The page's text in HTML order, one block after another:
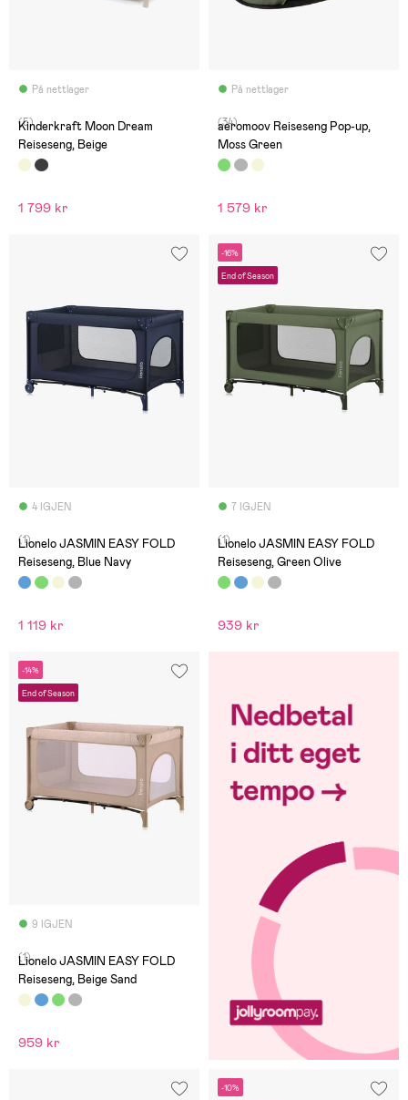
På nettlager
(5)
Kinderkraft Moon Dream
Reiseseng, Beige
1 799 kr
På nettlager
(34)
aeromoov Reiseseng Pop-up,
Moss Green
1 579 kr
4 IGJEN
(1)
Lionelo JASMIN EASY FOLD
Reiseseng, Blue Navy
1 119 kr
-16%
End of Season
7 IGJEN
(1)
Lionelo JASMIN EASY FOLD
Reiseseng, Green Olive
939 kr
-14%
End of Season
9 IGJEN
(1)
Lionelo JASMIN EASY FOLD
Reiseseng, Beige Sand
959 kr
-10%